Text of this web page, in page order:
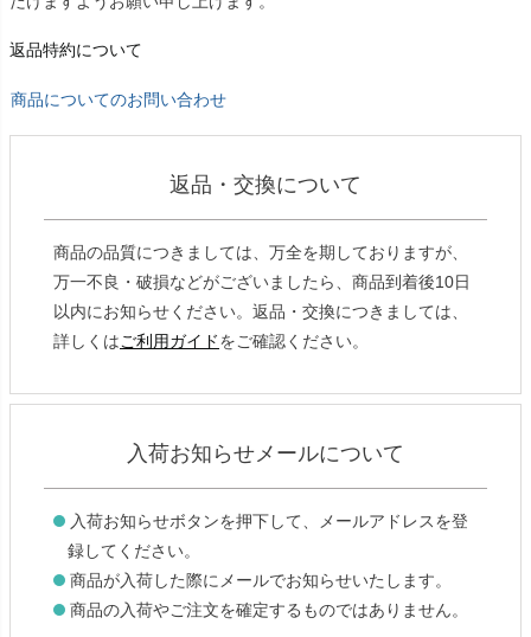
返品特約について
商品についてのお問い合わせ
返品・交換について
商品の品質につきましては、万全を期しておりますが、
万一不良・破損などがございましたら、商品到着後10日
以内にお知らせください。返品・交換につきましては、
詳しくはご利用ガイドをご確認ください。
入荷お知らせメールについて
入荷お知らせボタンを押下して、メールアドレスを登
録してください。
商品が入荷した際にメールでお知らせいたします。
商品の入荷やご注文を確定するものではありません。